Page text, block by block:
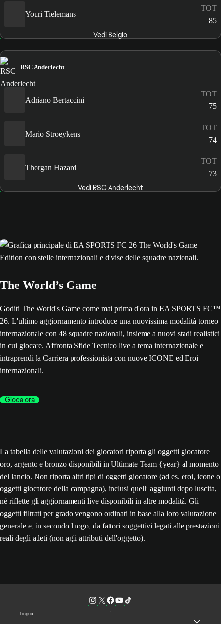
Youri Tielemans
TOT
85
Vedi Belgio
RSC Anderlecht
Adriano Bertaccini
TOT
75
Mario Stroeykens
TOT
74
Thorgan Hazard
TOT
73
Vedi RSC Anderlecht
The World’s Game
Goditi The World's Game come mai prima d'ora in EA SPORTS FC™
26. L'ultimo aggiornamento introduce una nuovissima modalità torneo
internazionale con 48 squadre nazionali, insieme a nuovi stadi realistici
in cui giocare. Affronta Sfide Tecnico live a tema internazionale e
intraprendi la Carriera professionista con nuove ICONE ed Eroi
internazionali.
Gioca ora
La tabella delle valutazioni dei giocatori riporta gli oggetti giocatore
oro, argento e bronzo disponibili in Ultimate Team {year} al momento
del lancio. Non riporta altri tipi di oggetti giocatore (ad es. eroi, icone o
oggetti giocatore della campagna), inclusi quelli aggiunti dopo luscita,
né riflette gli aggiornamenti live disponibili in altre modalità. Gli
oggetti filtrati per grado vengono ordinati in base alla loro valutazione
generale e, in secondo luogo, da fattori soggettivi legati alle prestazioni
reali degli atleti (non agli attributi dell'oggetto).
Lingua